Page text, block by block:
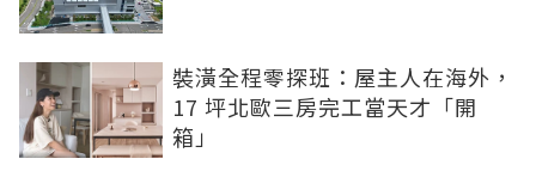
裝潢全程零探班：屋主人在海外，
17 坪北歐三房完工當天才「開
箱」